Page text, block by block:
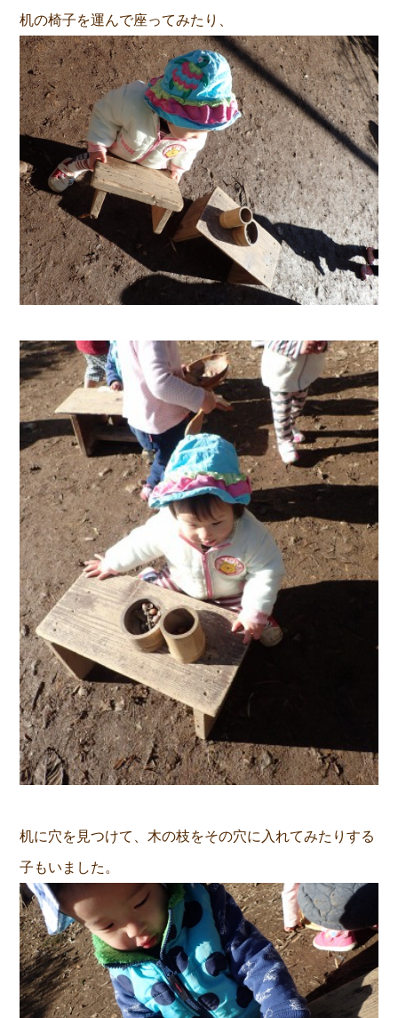
机の椅子を運んで座ってみたり、
机に穴を見つけて、木の枝をその穴に入れてみたりする
子もいました。